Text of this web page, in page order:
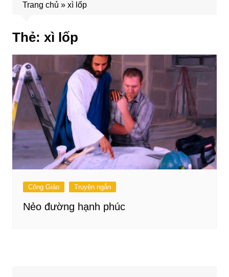
Trang chủ » xì lốp
Thẻ: xì lốp
Công Giáo Truyện ngắn
Nẻo đường hạnh phúc